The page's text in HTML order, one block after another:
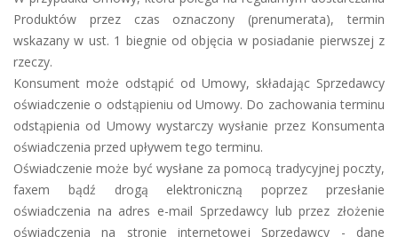
Produktów przez czas oznaczony (prenumerata), termin
wskazany w ust. 1 biegnie od objęcia w posiadanie pierwszej z
rzeczy.
Konsument może odstąpić od Umowy, składając Sprzedawcy
oświadczenie o odstąpieniu od Umowy. Do zachowania terminu
odstąpienia od Umowy wystarczy wysłanie przez Konsumenta
oświadczenia przed upływem tego terminu.
Oświadczenie może być wysłane za pomocą tradycyjnej poczty,
faxem bądź drogą elektroniczną poprzez przesłanie
oświadczenia na adres e-mail Sprzedawcy lub przez złożenie
oświadczenia na stronie internetowej Sprzedawcy - dane